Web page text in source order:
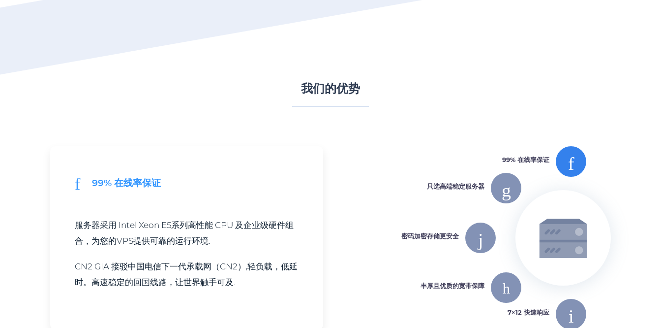
我们的优势
99% 在线率保证
只选高端稳定服务器
密码加密存储更安全
丰厚且优质的宽带保障
7×12 快速响应
99% 在线率保证
服务器采用 Intel Xeon E5系列高性能 CPU 及企业级硬件组
合，为您的VPS提供可靠的运行环境.
CN2 GIA 接驳中国电信下一代承载网（CN2）,轻负载，低延
时。高速稳定的回国线路，让世界触手可及.